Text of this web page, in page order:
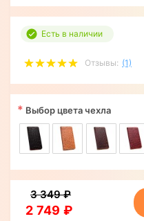
Есть в наличии
Отзывы: (1)
* Выбор цвета чехла
2 749 ₽
3 349 ₽